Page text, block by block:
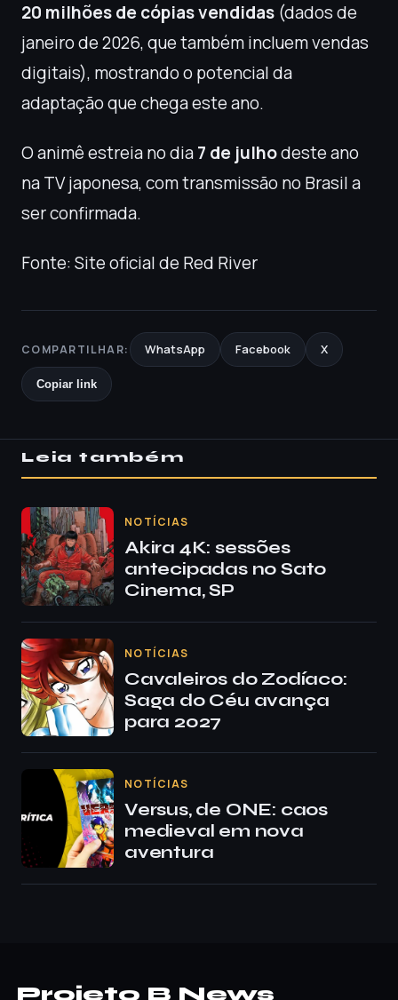
20 milhões de cópias vendidas (dados de
janeiro de 2026, que também incluem vendas
digitais), mostrando o potencial da
adaptação que chega este ano.
O animê estreia no dia7 de julhodeste ano
na TV japonesa, com transmissão no Brasil a
ser confirmada.
Fonte: Site oficial de Red River
COMPARTILHAR: WhatsApp Facebook X
Copiar link
Leia também
NOTÍCIAS
Akira 4K: sessões
antecipadas no Sato
Cinema, SP
NOTÍCIAS
Cavaleiros do Zodíaco:
Saga do Céu avança
para 2027
NOTÍCIAS
Versus, de ONE: caos
medieval em nova
aventura
Projeto B News